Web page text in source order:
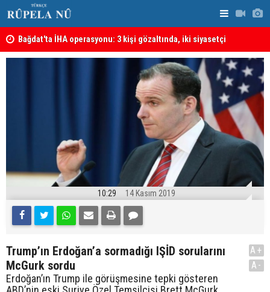
Bağdat'ta İHA operasyonu: 3 kişi gözaltında, iki siyasetçi
hakkında tutuklama kararı
10:29 14 Kasım 2019
Trump’ın Erdoğan’a sormadığı IŞİD sorularını
McGurk sordu
Erdoğan’ın Trump ile görüşmesine tepki gösteren
A+
A-